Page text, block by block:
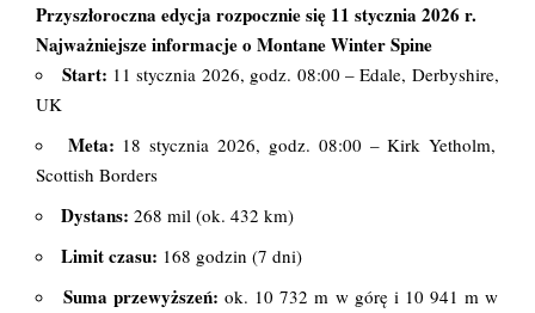
Przyszłoroczna edycja rozpocznie się 11 stycznia 2026 r.
Najważniejsze informacje o Montane Winter Spine
Start: 11 stycznia 2026, godz. 08:00 – Edale, Derbyshire,
UK
Meta: 18 stycznia 2026, godz. 08:00 – Kirk Yetholm,
Scottish Borders
Dystans: 268 mil (ok. 432 km)
Limit czasu: 168 godzin (7 dni)
Suma przewyższeń: ok. 10 732 m w górę i 10 941 m w